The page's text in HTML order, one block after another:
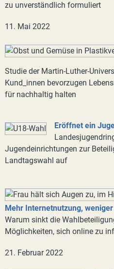
zu unverständlich formuliert
11. Mai 2022
Studie der Martin-Luther-
Kund_innen bevorzugen
für nachhaltig halten
Eröffnet ein
Jugendeinrichtungen zur
Landtagswahl auf
Mehr Internetnutzung,
Warum sinkt die
Möglichkeiten, sich online zu
21. Februar 2022